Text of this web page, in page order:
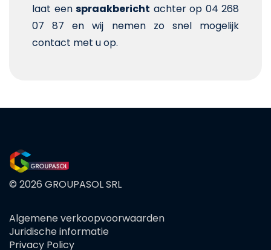
laat een spraakbericht achter op 04 268
07 87 en wij nemen zo snel mogelijk
contact met u op.
© 2026 GROUPASOL SRL
FOOTER
MENU
Algemene verkoopvoorwaarden
Juridische informatie
Privacy Policy